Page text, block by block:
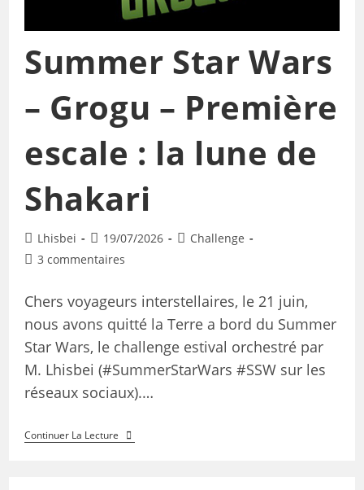
Summer Star Wars
– Grogu – Première
escale : la lune de
Shakari
Lhisbei 19/07/2026
Challenge
3 commentaires
Chers voyageurs interstellaires, le 21 juin,
nous avons quitté la Terre a bord du Summer
Star Wars, le challenge estival orchestré par
M. Lhisbei (#SummerStarWars #SSW sur les
réseaux sociaux).…
Continuer La Lecture